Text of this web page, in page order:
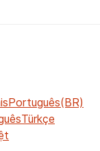
Português(BR)
Türkçe